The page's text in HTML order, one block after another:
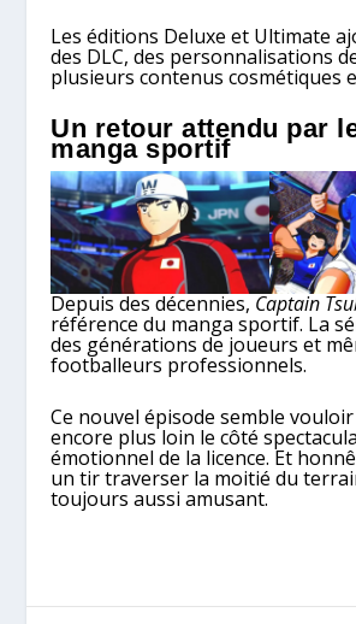
Les éditions Deluxe et Ultimate
des DLC, des personnalisations
plusieurs contenus cosmétiques
Un retour attendu par
manga sportif
Depuis des décennies, Captain
référence du manga sportif. La
des générations de joueurs et
footballeurs professionnels.
Ce nouvel épisode semble
encore plus loin le côté
émotionnel de la licence. Et
un tir traverser la moitié du
toujours aussi amusant.